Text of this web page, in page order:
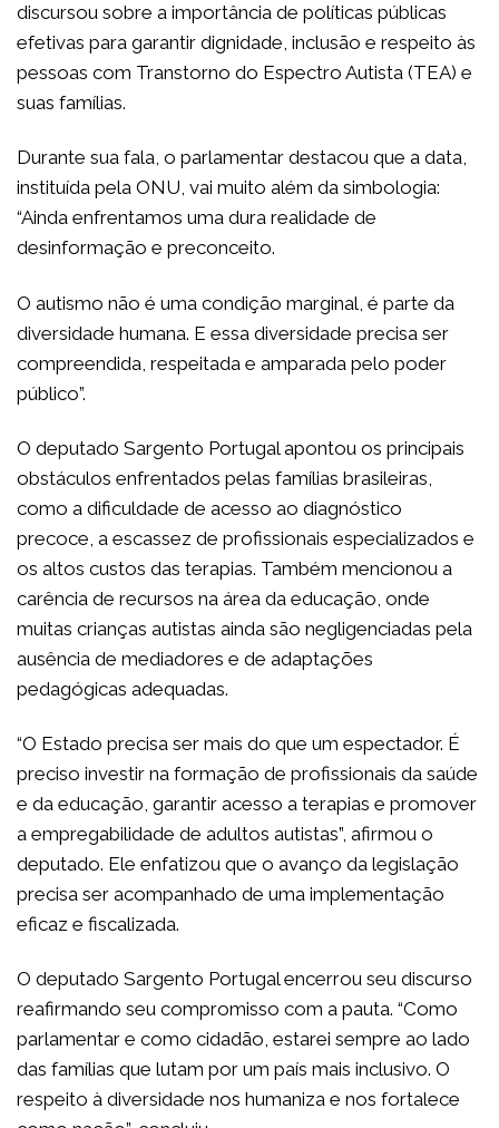
discursou sobre a importância de políticas públicas
efetivas para garantir dignidade, inclusão e respeito às
pessoas com Transtorno do Espectro Autista (TEA) e
suas famílias.
Durante sua fala, o parlamentar destacou que a data,
instituída pela ONU, vai muito além da simbologia:
“Ainda enfrentamos uma dura realidade de
desinformação e preconceito.
O autismo não é uma condição marginal, é parte da
diversidade humana. E essa diversidade precisa ser
compreendida, respeitada e amparada pelo poder
público”.
O deputado Sargento Portugal apontou os principais
obstáculos enfrentados pelas famílias brasileiras,
como a dificuldade de acesso ao diagnóstico
precoce, a escassez de profissionais especializados e
os altos custos das terapias. Também mencionou a
carência de recursos na área da educação, onde
muitas crianças autistas ainda são negligenciadas pela
ausência de mediadores e de adaptações
pedagógicas adequadas.
“O Estado precisa ser mais do que um espectador. É
preciso investir na formação de profissionais da saúde
e da educação, garantir acesso a terapias e promover
a empregabilidade de adultos autistas”, afirmou o
deputado. Ele enfatizou que o avanço da legislação
precisa ser acompanhado de uma implementação
eficaz e fiscalizada.
O deputado Sargento Portugal encerrou seu discurso
reafirmando seu compromisso com a pauta. “Como
parlamentar e como cidadão, estarei sempre ao lado
das famílias que lutam por um país mais inclusivo. O
respeito à diversidade nos humaniza e nos fortalece